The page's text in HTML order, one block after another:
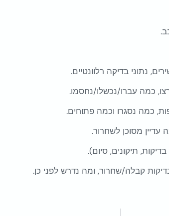
נתוני בדיקה רלוונטיים.
כמה עברו/נכשלו/נחסמו.
כמה נסגרו וכמה פתוחים.
מסוכן לשחרור.
תיקונים, סיום).
קבלה/שחרור, ומה נדרש לפני כן.